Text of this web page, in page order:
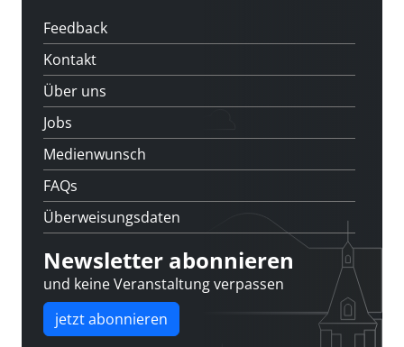
Feedback
Kontakt
Über uns
Jobs
Medienwunsch
FAQs
Überweisungsdaten
Newsletter abonnieren
und keine Veranstaltung verpassen
jetzt abonnieren